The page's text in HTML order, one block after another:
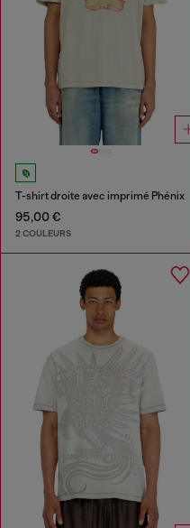
T-shirt droite avec imprimé Phénix
95,00 €
2 COULEURS